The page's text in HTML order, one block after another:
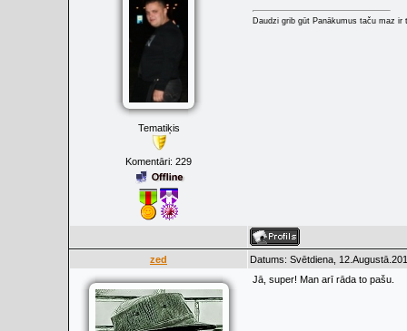
Tematiķis
Komentāri: 229
Daudzi grib gūt Panākumus taču maz
zed Datums: Svētdiena,
Jā, super! Man arī rāda to pašu.